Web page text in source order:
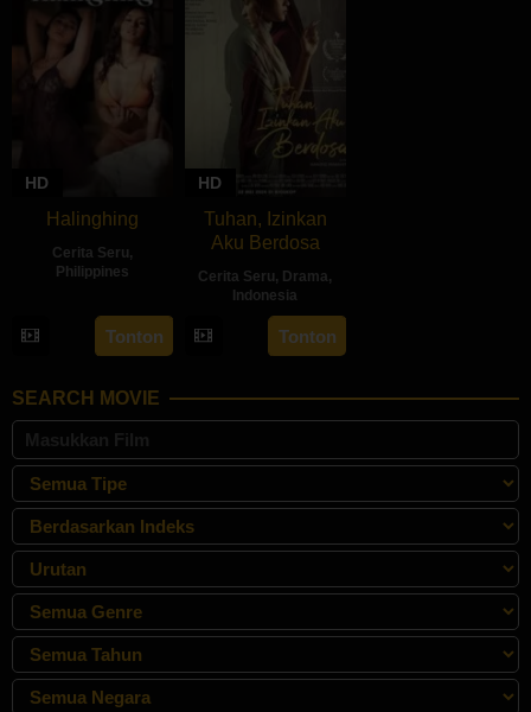
HD
Halinghing
Cerita Seru,
Philippines
18
Oct
2024
Jaque
Carlos
Tonton
HD
Tuhan, Izinkan
Aku Berdosa
Cerita Seru, Drama,
Indonesia
22
May
Feyhero
Tonton
SEARCH MOVIE